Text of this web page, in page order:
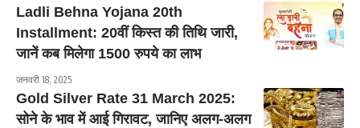
Ladli Behna Yojana 20th
Installment: 20वीं किस्त की तिथि जारी,
जानें कब मिलेगा 1500 रुपये का लाभ
जनवरी 18, 2025
Gold Silver Rate 31 March 2025:
सोने के भाव में आई गिरावट, जानिए अलग-अलग